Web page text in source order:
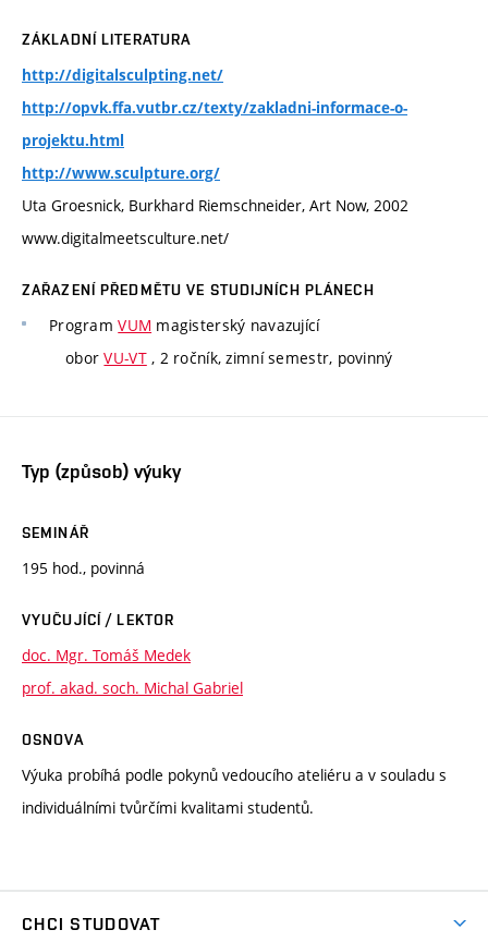
ZÁKLADNÍ LITERATURA
http://digitalsculpting.net/
http://opvk.ffa.vutbr.cz/texty/zakladni-informace-o-
projektu.html
http://www.sculpture.org/
Uta Groesnick, Burkhard Riemschneider, Art Now, 2002
www.digitalmeetsculture.net/
ZAŘAZENÍ PŘEDMĚTU VE STUDIJNÍCH PLÁNECH
ProgramVUM magisterský navazující
oborVU-VT, 2 ročník, zimní semestr, povinný
Typ (způsob) výuky
SEMINÁŘ
195 hod., povinná
VYUČUJÍCÍ / LEKTOR
doc. Mgr. Tomáš Medek
prof. akad. soch. Michal Gabriel
OSNOVA
Výuka probíhá podle pokynů vedoucího ateliéru a v souladu s
individuálními tvůrčími kvalitami studentů.
CHCI STUDOVAT